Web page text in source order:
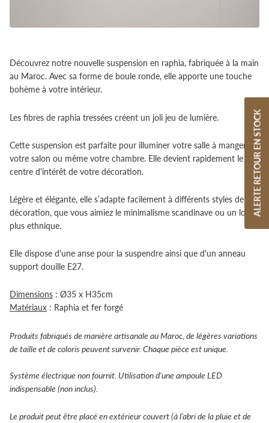
Découvrez notre nouvelle suspension en raphia, fabriquée à la main
au Maroc. Avec sa forme de boule ronde, elle apporte une touche
bohème à votre intérieur.
Les fibres de raphia tressées créent un joli jeu de lumière.
Cette suspension est parfaite pour illuminer votre salle à manger,
votre salon ou même votre chambre. Elle devient rapidement le
centre d'intérêt de votre décoration.
Légère et élégante, elle s’adapte facilement à différents styles de
décoration, que vous aimiez le minimalisme scandinave ou un look
plus ethnique.
Elle dispose d'une anse pour la suspendre ainsi que d'un anneau
support douille E27.
Dimensions : Ø35 x H35cm
Matériaux : Raphia et fer forgé
Produits fabriqués de manière artisanale au Maroc, de légères variations
de taille et de coloris peuvent survenir. Chaque pièce est unique.
Système électrique non fournit. Utilisation d'une ampoule LED
indispensable (non inclus).
Le produit peut être placé en extérieur couvert (à l’abri de la pluie et de
ALERTE RETOUR EN STOCK